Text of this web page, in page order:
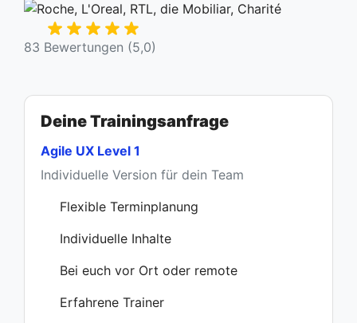
83 Bewertungen (5,0)
Deine Trainingsanfrage
Agile UX Level 1
Individuelle Version für dein Team
Flexible Terminplanung
Individuelle Inhalte
Bei euch vor Ort oder remote
Erfahrene Trainer